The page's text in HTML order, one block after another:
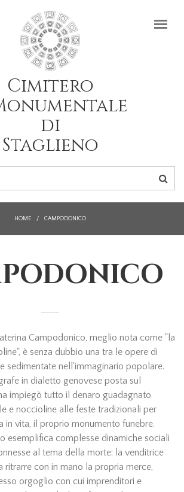
Cimitero
di
Staglieno
HOME / CAMPODONICO
Campodonico, meglio nota come "la
è senza dubbio una tra le opere di
sedimentate nell'immaginario popolare.
in dialetto genovese posta sul
impiegò tutto il denaro guadagnato
e noccioline alle feste tradizionali per
in vita, il proprio monumento funebre.
esemplifica complesse dinamiche sociali
al tema della morte: la venditrice
ritrarre con in mano la propria merce,
orgoglio con cui imprenditori e